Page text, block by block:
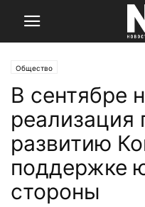
Общество
В сентябре
реализация
развитию
поддержке
стороны